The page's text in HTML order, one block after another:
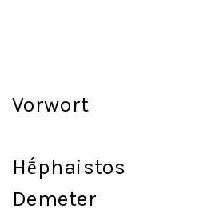
Vorwort
Hḗphaistos
Demeter